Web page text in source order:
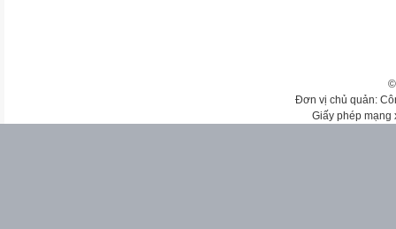
Đơn vị chủ quản:
Giấy phép mạng